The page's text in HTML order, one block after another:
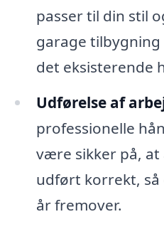
passer til din stil
garage
det eksisterende
Udførelse af
professionelle
være sikker på,
udført korrekt, så
år fremover.